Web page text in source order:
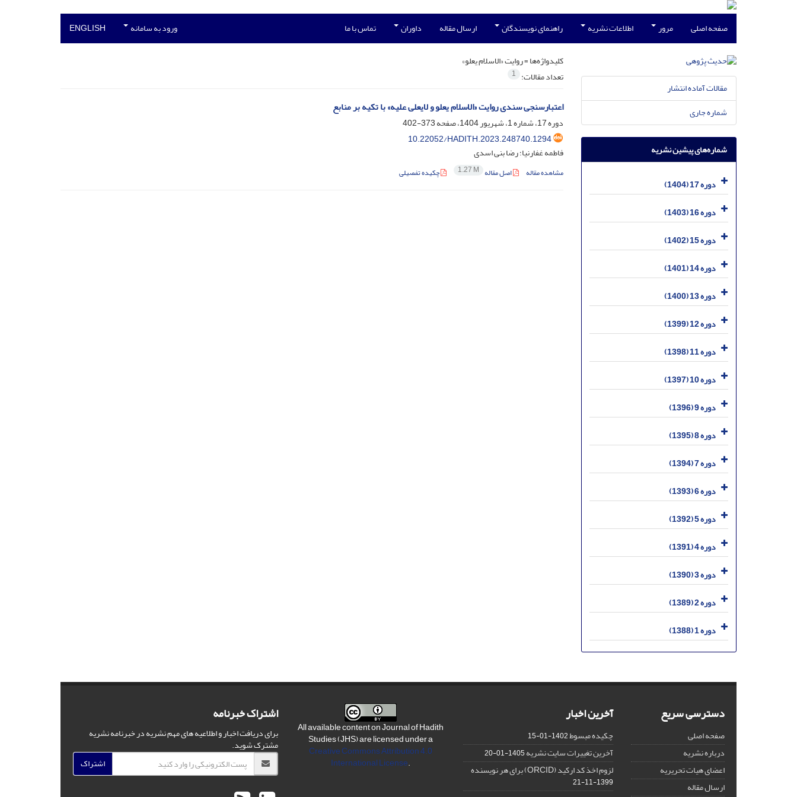
صفحه اصلی مرور اطلاعات نشریه راهنمای نویسندگان ارسال مقاله داوران تماس با ما ورود به سامانه ENGLISH
کلیدواژه‌ها =روایت «الاسلام یعلو»
تعداد مقالات: 1
اعتبارسنجی سندی روایت «الاسلام یعلو و لایعلی علیه» با تکیه بر منابع
دوره 17، شماره 1، شهریور 1404، صفحه
373-402
10.22052/HADITH.2023.248740.1294
فاطمه غفارنیا؛ رضا بنی اسدی
مشاهده مقاله اصل مقاله 1.27 M چکیده تفصیلی
مقالات آماده انتشار
شماره جاری
شماره‌های پیشین نشریه
دوره 17 (1404)
دوره 16 (1403)
دوره 15 (1402)
دوره 14 (1401)
دوره 13 (1400)
دوره 12 (1399)
دوره 11 (1398)
دوره 10 (1397)
دوره 9 (1396)
دوره 8 (1395)
دوره 7 (1394)
دوره 6 (1393)
دوره 5 (1392)
دوره 4 (1391)
دوره 3 (1390)
دوره 2 (1389)
دوره 1 (1388)
دسترسی سریع
صفحه اصلی
درباره نشریه
اعضای هیات تحریریه
ارسال مقاله
آخرین اخبار
چکیده مبسوط1402-01-15
آخرین تغییرات سایت نشریه1405-01-20
لزوم اخذ کد ارکید (ORCID) برای هر نویسنده
1399-11-21
All available content on Journal of Hadith
Studies (JHS) are licensed under a
Creative Commons Attribution 4.0
International License.
اشتراک خبرنامه
برای دریافت اخبار و اطلاعیه های مهم نشریه در خبرنامه نشریه
مشترک شوید.
اشتراک